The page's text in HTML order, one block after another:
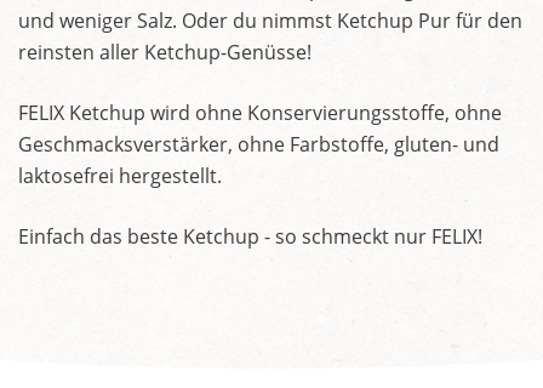
und weniger Salz. Oder du nimmst Ketchup Pur für den
reinsten aller Ketchup-Genüsse!
FELIX Ketchup wird ohne Konservierungsstoffe, ohne
Geschmacksverstärker, ohne Farbstoffe, gluten- und
laktosefrei hergestellt.
Einfach das beste Ketchup - so schmeckt nur FELIX!